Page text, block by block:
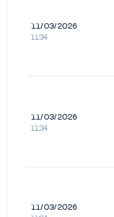
11/03/2026
11:34
11/03/2026
11:34
11/03/2026